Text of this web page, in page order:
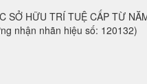
HỮU TRÍ TUỆ CẤP TỪ
nhận nhãn hiệu số: 120132)